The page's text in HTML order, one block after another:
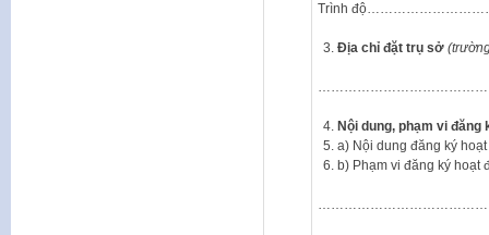
Trình độ…………………………,
Địachỉ đặt trụ sở
Nội dung, phạm vi đăng
a) Nội dung đăng
b) Phạm vi đăng